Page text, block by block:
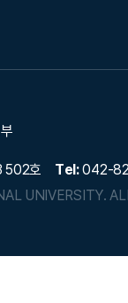
502호 Tel:042-
UNIVERSITY.